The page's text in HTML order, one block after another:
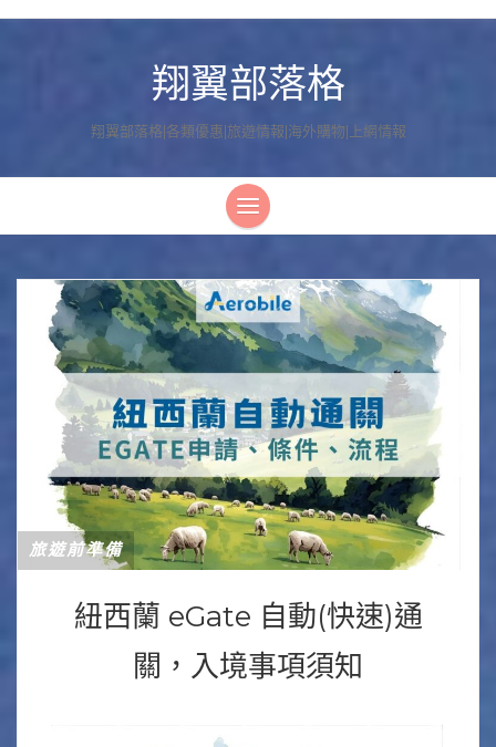
翔翼部落格
翔翼部落格|各類優惠|旅遊情報|海外購物|上網情報
旅遊前準備
紐西蘭 eGate 自動(快速)通
關，入境事項須知